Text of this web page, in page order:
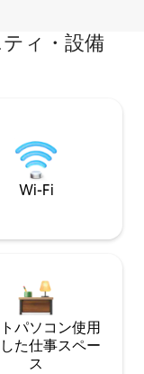
ィ・設備
Wi-Fi
パソコン使用
た仕事スペー
ス